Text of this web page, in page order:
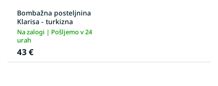
Bombažna posteljnina
Klarisa - turkizna
Na zalogi | Pošljemo v 24
urah
43 €